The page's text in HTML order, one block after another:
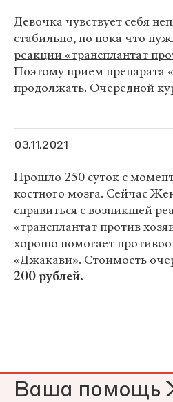
Девочка чувствует себя
стабильно, но пока что
реакции «трансплантат
Поэтому прием препарата
продолжать. Очередной
03.11.2021
Прошло 250 суток с
костного мозга. Сейчас
справиться с возникшей
«трансплантат против
хорошо помогает
«Джакави». Стоимость
200 рублей.
Ваша помощь